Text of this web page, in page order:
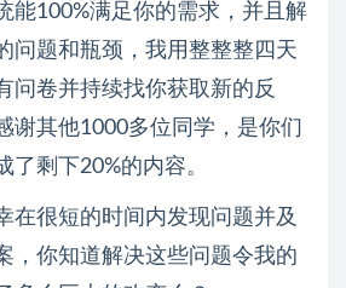
能100%满足你的需求，并且解
问题和瓶颈，我用整整整四天
问卷并持续找你获取新的反
谢其他1000多位同学，是你们
了剩下20%的内容。
在很短的时间内发现问题并及
，你知道解决这些问题令我的